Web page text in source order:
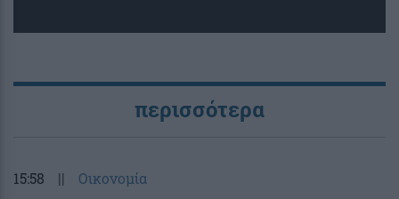
περισσότερα
15:58 || Οικονομία